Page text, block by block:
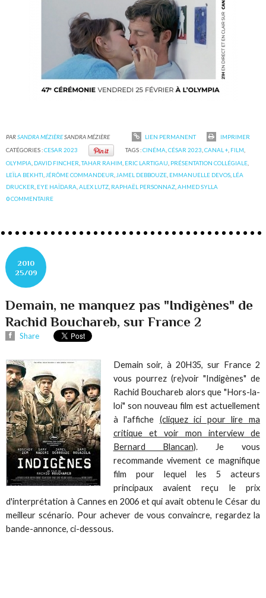
PARSANDRA MÉZIÈRESANDRA MÉZIÈRE LIEN PERMANENT
IMPRIMER
CATÉGORIES :CESAR 2023 TAGS :CINÉMA CÉSAR 2023 CANAL +, FILM
OLYMPIA DAVID FINCHER ,TAHAR RAHIM ERIC LARTIGAU PRÉSENTATION COLLÉGIALE
LEÏLA BEKHTI JÉRÔME COMMANDEUR JAMEL DEBBOUZE EMMANUELLE DEVOS LÉA
DRUCKER EYE HAÏDARA ,ALEX LUTZ RAPHAËL PERSONNAZ ,AHMED SYLLA
0COMMENTAIRE
2010
25/09
Demain, ne manquez pas "Indigènes" de
Rachid Bouchareb, sur France 2
Share
Demain soir, à 20H35, sur France 2
vous pourrez (re)voir "Indigènes" de
Rachid Bouchareb alors que "Hors-la-
loi" son nouveau film est actuellement
à l'affiche (cliquez ici pour lire ma
critique et voir mon interview de
Bernard Blancan). Je vous
recommande vivement ce magnifique
film pour lequel les 5 acteurs
principaux avaient reçu le prix
d'interprétation à Cannes en 2006 et qui avait obtenu le César du
meilleur scénario. Pour achever de vous convaincre, regardez la
bande-annonce, ci-dessous.